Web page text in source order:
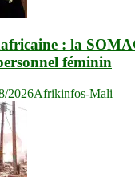
: la
féminin
2026Afrikinfos-Mali